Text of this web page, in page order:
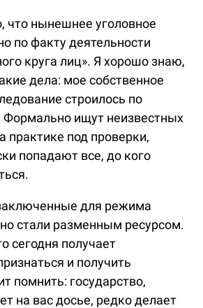
что нынешнее уголовное
по факту деятельности
круга лиц». Я хорошо знаю,
дела: мое собственное
строилось по
Формально ищут неизвестных
практике под проверки,
попадают все, до кого
для режима
стали разменным ресурсом.
сегодня получает
и получить
помнить: государство,
на вас досье, редко делает